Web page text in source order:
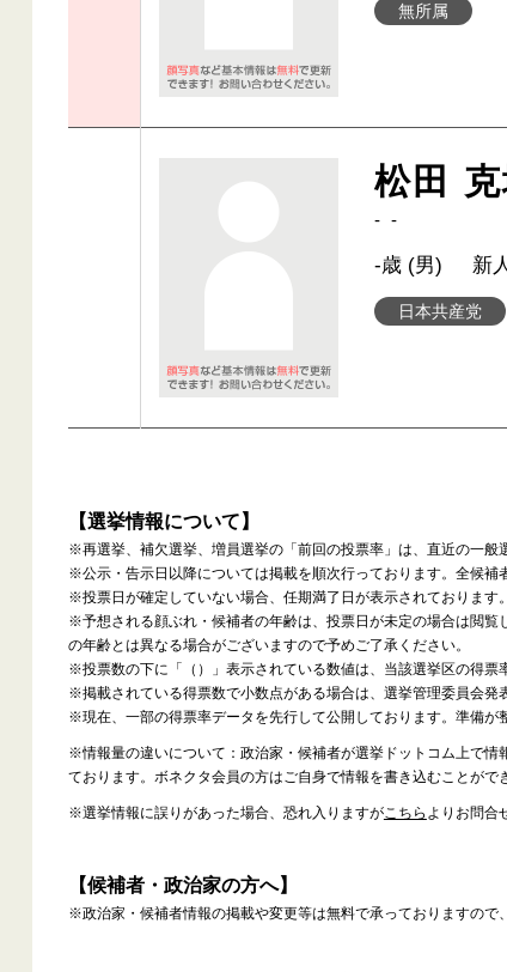
無所属
松田
- -
日本共産党
-歳 (男) 新
【選挙情報について】
※再選挙、補欠選挙、増員選挙の「前回の投票率」は、直近の一般
※公示・告示日以降については掲載を順次行っております。全候補
※投票日が確定していない場合、任期満了日が表示されております
※予想される顔ぶれ・候補者の年齢は、投票日が未定の場合は閲
の年齢とは異なる場合がございますので予めご了承ください。
※投票数の下に「（）」表示されている数値は、当該選挙区の得票
※掲載されている得票数で小数点がある場合は、選挙管理委員会発
※現在、一部の得票率データを先行して公開しております。準備が
※情報量の違いについて：政治家・候補者が選挙ドットコム上で情
ております。ボネクタ会員の方はご自身で情報を書き込むことがで
※選挙情報に誤りがあった場合、恐れ入りますがこちら よりお問合
【候補者・政治家の方へ】
※政治家・候補者情報の掲載や変更等は無料で承っておりますので、